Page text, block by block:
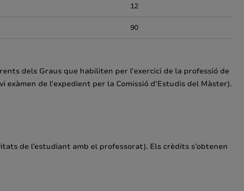
12
90
dels Graus que habiliten per l'exercici de la professió de
de l'expedient per la Comissió d'Estudis del Màster).
de l’estudiant amb el professorat). Els crèdits s’obtenen